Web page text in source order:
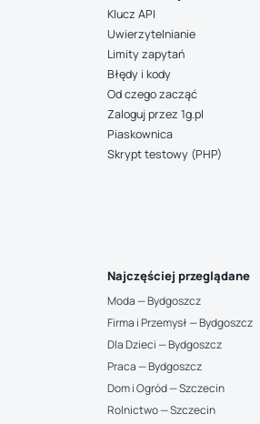
Klucz API
Uwierzytelnianie
Limity zapytań
Błędy i kody
Od czego zacząć
Zaloguj przez 1g.pl
Piaskownica
Skrypt testowy (PHP)
Najczęściej przeglądane
Moda — Bydgoszcz
Firma i Przemysł — Bydgoszcz
Dla Dzieci — Bydgoszcz
Praca — Bydgoszcz
Dom i Ogród — Szczecin
Rolnictwo — Szczecin